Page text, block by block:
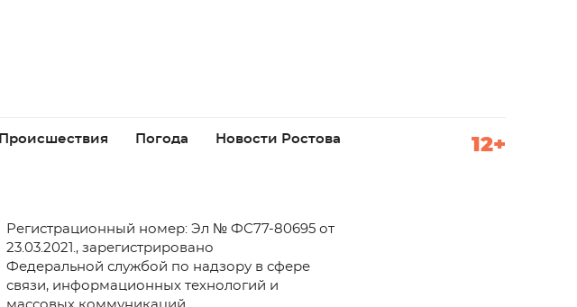
Происшествия Погода Новости Ростова 12+
Регистрационный номер: Эл № ФС77-80695 от
23.03.2021., зарегистрировано
Федеральной службой по надзору в сфере
связи, информационных технологий и